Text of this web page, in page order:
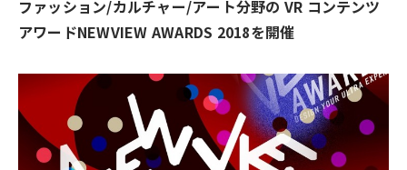
ファッション/カルチャー/アート分野の VR コンテンツ
アワードNEWVIEW AWARDS 2018を開催